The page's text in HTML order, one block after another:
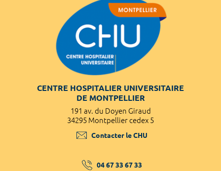
CENTRE HOSPITALIER UNIVERSITAIRE
DE MONTPELLIER
191 av. du Doyen Giraud
34295 Montpellier cedex 5
Contacter le CHU
04 67 33 67 33